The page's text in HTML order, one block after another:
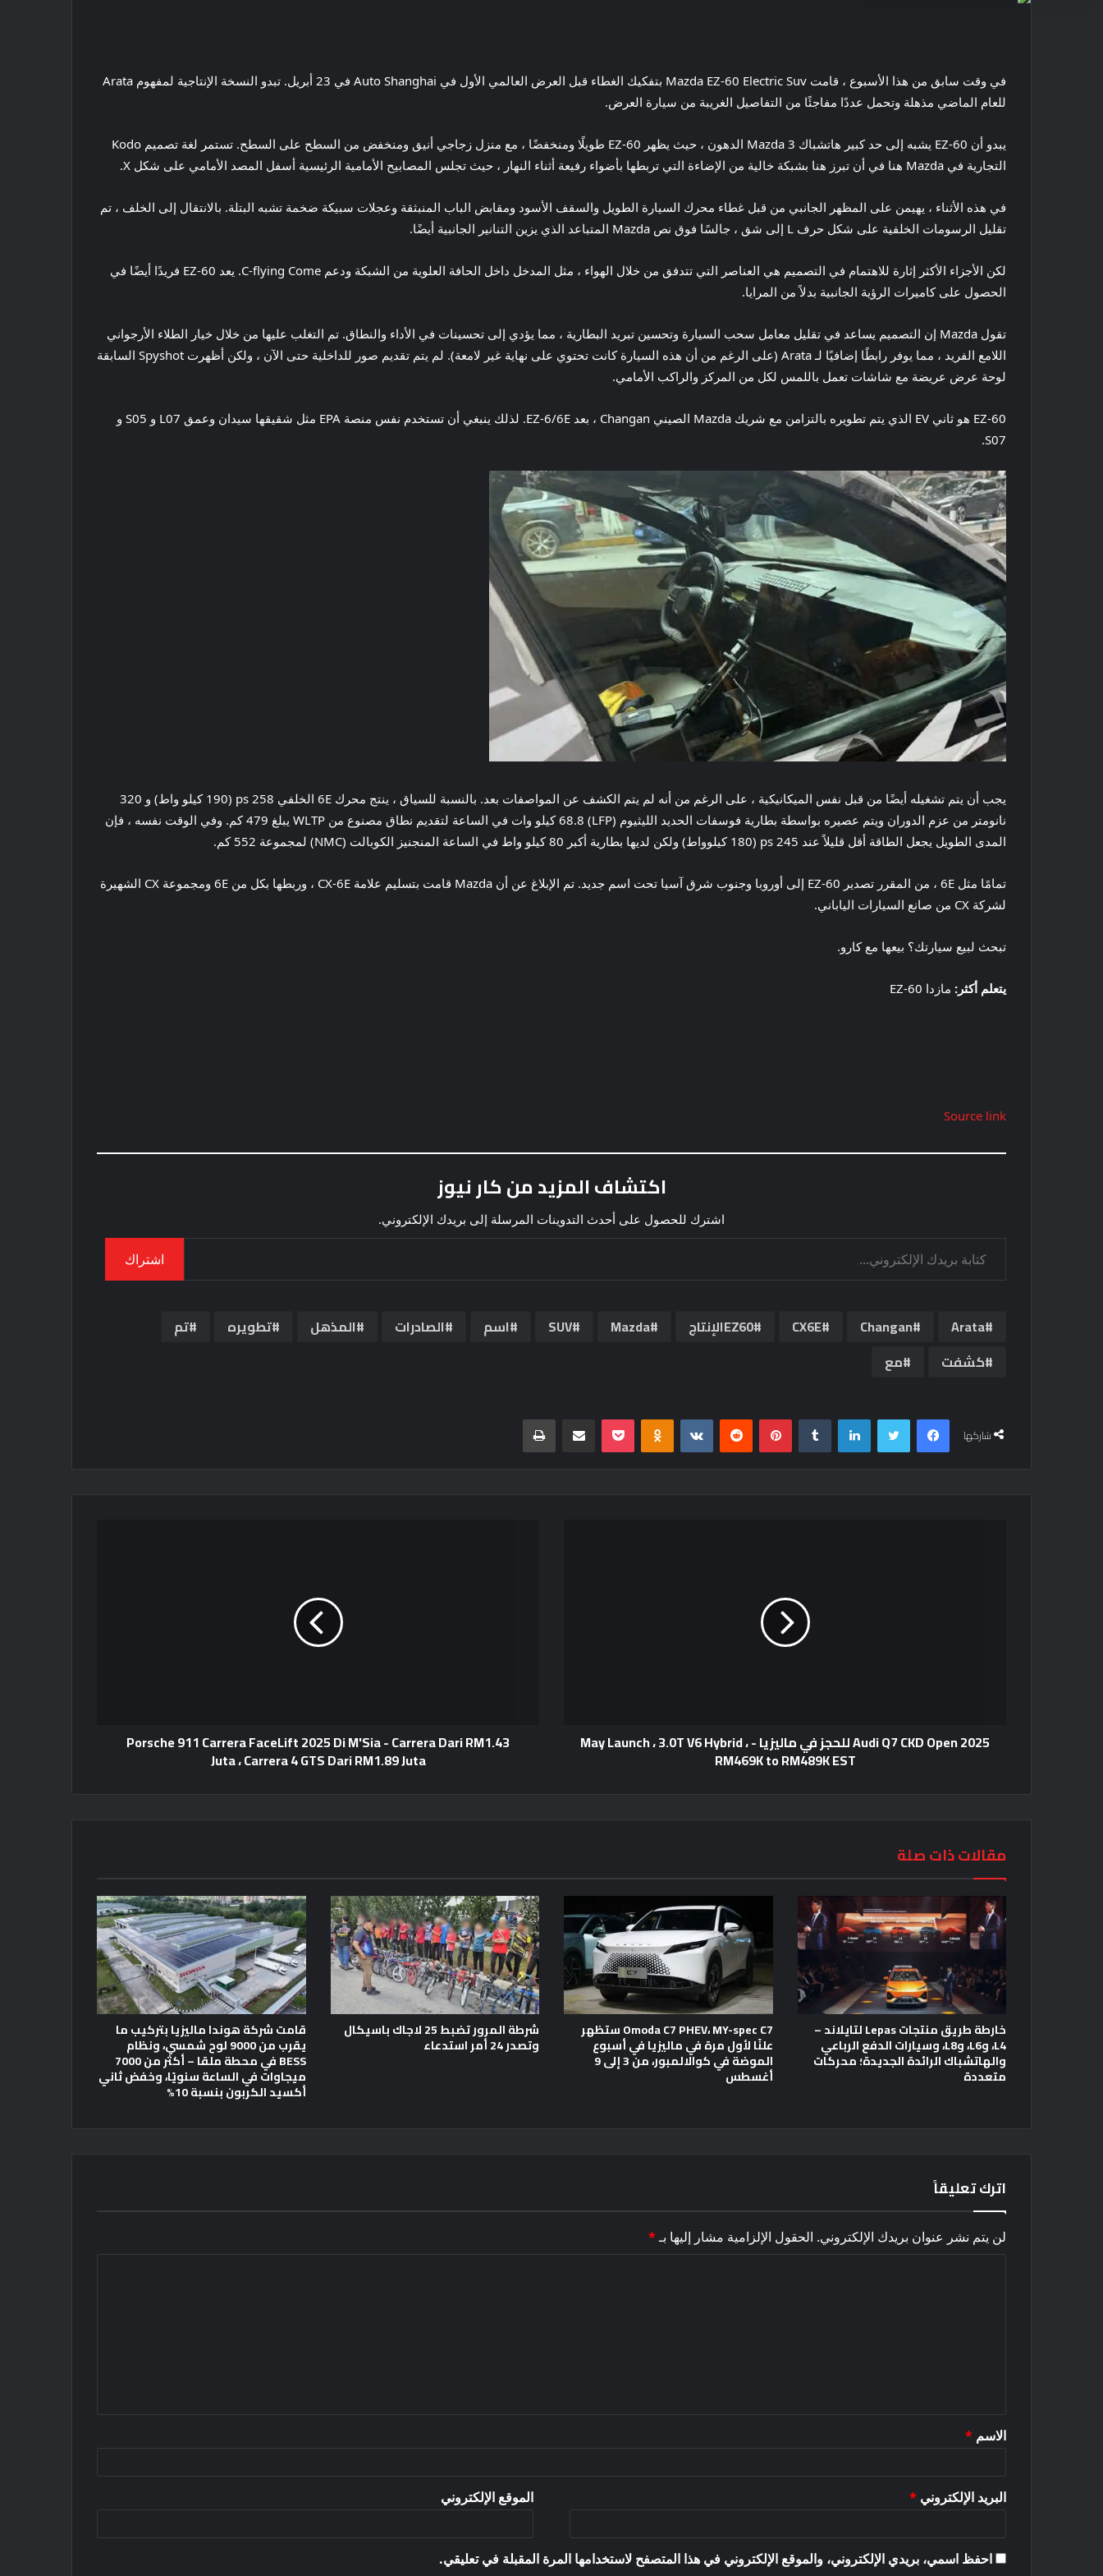
في وقت سابق من هذا الأسبوع ، قامت Mazda EZ-60 Electric Suv بتفكيك الغطاء قبل العرض العالمي الأول في Auto Shanghai في 23 أبريل. تبدو النسخة الإنتاجية لمفهوم Arata
للعام الماضي مذهلة وتحمل عددًا مفاجئًا من التفاصيل الغريبة من سيارة العرض.
يبدو أن EZ-60 يشبه إلى حد كبير هاتشباك Mazda 3 الدهون ، حيث يظهر EZ-60 طويلًا ومنخفضًا ، مع منزل زجاجي أنيق ومنخفض من السطح على السطح. تستمر لغة تصميم Kodo
التجارية في Mazda هنا في أن تبرز هنا بشبكة خالية من الإضاءة التي تربطها بأضواء رفيعة أثناء النهار ، حيث تجلس المصابيح الأمامية الرئيسية أسفل المصد الأمامي على شكل X.
في هذه الأثناء ، يهيمن على المظهر الجانبي من قبل غطاء محرك السيارة الطويل والسقف الأسود ومقابض الباب المنبثقة وعجلات سبيكة ضخمة تشبه البتلة. بالانتقال إلى الخلف ، تم
تقليل الرسومات الخلفية على شكل حرف L إلى شق ، جالسًا فوق نص Mazda المتباعد الذي يزين التنانير الجانبية أيضًا.
لكن الأجزاء الأكثر إثارة للاهتمام في التصميم هي العناصر التي تتدفق من خلال الهواء ، مثل المدخل داخل الحافة العلوية من الشبكة ودعم C-flying Come. يعد EZ-60 فريدًا أيضًا في
الحصول على كاميرات الرؤية الجانبية بدلاً من المرايا.
تقول Mazda إن التصميم يساعد في تقليل معامل سحب السيارة وتحسين تبريد البطارية ، مما يؤدي إلى تحسينات في الأداء والنطاق. تم التغلب عليها من خلال خيار الطلاء الأرجواني
اللامع الفريد ، مما يوفر رابطًا إضافيًا لـ Arata (على الرغم من أن هذه السيارة كانت تحتوي على نهاية غير لامعة). لم يتم تقديم صور للداخلية حتى الآن ، ولكن أظهرت Spyshot السابقة
لوحة عرض عريضة مع شاشات تعمل باللمس لكل من المركز والراكب الأمامي.
EZ-60 هو ثاني EV الذي يتم تطويره بالتزامن مع شريك Mazda الصيني Changan ، بعد EZ-6/6E. لذلك ينبغي أن تستخدم نفس منصة EPA مثل شقيقها سيدان وعمق L07 و S05 و
S07.
يجب أن يتم تشغيله أيضًا من قبل نفس الميكانيكية ، على الرغم من أنه لم يتم الكشف عن المواصفات بعد. بالنسبة للسياق ، ينتج محرك 6E الخلفي 258 ps (190 كيلو واط) و 320
نانومتر من عزم الدوران ويتم عصيره بواسطة بطارية فوسفات الحديد الليثيوم (LFP) 68.8 كيلو وات في الساعة لتقديم نطاق مصنوع من WLTP يبلغ 479 كم. وفي الوقت نفسه ، فإن
المدى الطويل يجعل الطاقة أقل قليلاً عند 245 ps (180 كيلوواط) ولكن لديها بطارية أكبر 80 كيلو واط في الساعة المنجنيز الكوبالت (NMC) لمجموعة 552 كم.
تمامًا مثل 6E ، من المقرر تصدير EZ-60 إلى أوروبا وجنوب شرق آسيا تحت اسم جديد. تم الإبلاغ عن أن Mazda قامت بتسليم علامة CX-6E ، وربطها بكل من 6E ومجموعة CX الشهيرة
لشركة CX من صانع السيارات الياباني.
تبحث لبيع سيارتك؟ بيعها مع كارو.
يتعلم أكثر: مازدا EZ-60
Source link
اكتشاف المزيد من كار نيوز
اشترك للحصول على أحدث التدوينات المرسلة إلى بريدك الإلكتروني.
اشتراك
Arata
Changan
CX6E EZ60الإنتاج Mazda
SUV اسم الصادرات المذهل تطويره
تم
كشفت
مع
شاركها
فيسبوكتويتر لينكدإن بينتيريست Odnoklassniki
بوكيت مشاركة عبر البريد طباعة
2025 Audi Q7 CKD Open للحجز في ماليزيا - May Launch ، 3.0T V6 Hybrid ،
RM469K to RM489K EST
Porsche 911 Carrera FaceLift 2025 Di M'Sia - Carrera Dari RM1.43
Juta ، Carrera 4 GTS Dari RM1.89 Juta
مقالات ذات صلة
خارطة طريق منتجات Lepas لتايلاند –
L4، وL6، وL8، وسيارات الدفع الرباعي
والهاتشباك الرائدة الجديدة؛ محركات
متعددة
Omoda C7 PHEV، MY-spec C7 ستظهر
علنًا لأول مرة في ماليزيا في أسبوع
الموضة في كوالالمبور، من 3 إلى 9
أغسطس
شرطة المرور تضبط 25 لاجاك باسيكال
وتصدر 24 أمر استدعاء
قامت شركة هوندا ماليزيا بتركيب ما
يقرب من 9000 لوح شمسي، ونظام
BESS في محطة ملقا – أكثر من 7000
ميجاوات في الساعة سنويًا، وخفض ثاني
أكسيد الكربون بنسبة 10%
اترك تعليقاً
لن يتم نشر عنوان بريدك الإلكتروني. الحقول الإلزامية مشار إليها بـ*
*
الاسم *
البريد الإلكتروني * الموقع الإلكتروني
احفظ اسمي، بريدي الإلكتروني، والموقع الإلكتروني في هذا المتصفح لاستخدامها المرة المقبلة في تعليقي.